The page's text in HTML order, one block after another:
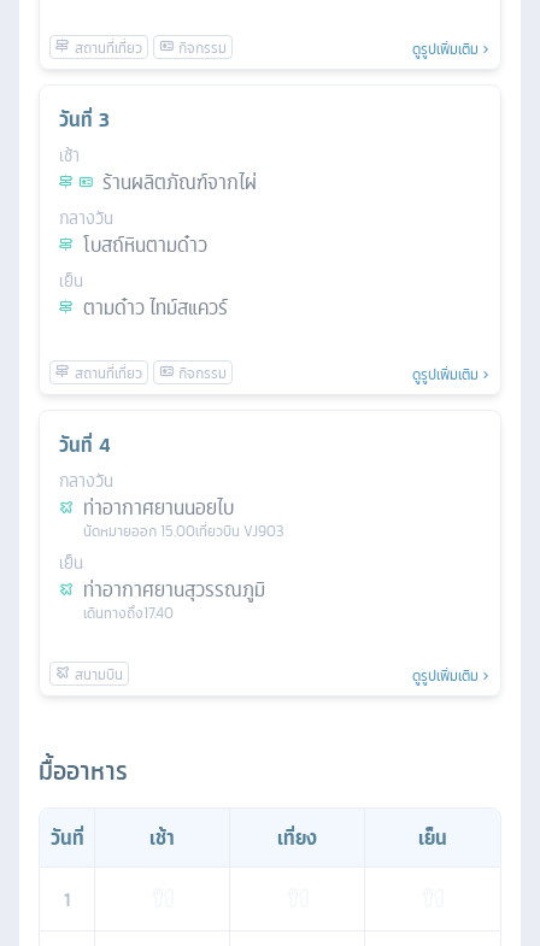
ดูรูปเพิ่มเติม
วันที่ 3
เช้า
ร้านผลิตภัณฑ์จากไผ่
กลางวัน
โบสถ์หินตามด๋าว
เย็น
ตามด๋าว ไทม์สแควร์
ดูรูปเพิ่มเติม
วันที่ 4
กลางวัน
ท่าอากาศยานนอยไบ
นัดหมายออก15.00เที่ยวบิน VJ903
เย็น
ท่าอากาศยานสุวรรณภูมิ
เดินทางถึง17.40
ดูรูปเพิ่มเติม
มื้ออาหาร
วันที่ เช้า เที่ยง
เย็น
1